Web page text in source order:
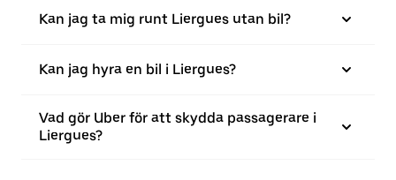
Kan jag ta mig runt Liergues utan bil?
Kan jag hyra en bil i Liergues?
Vad gör Uber för att skydda passagerare i
Liergues?